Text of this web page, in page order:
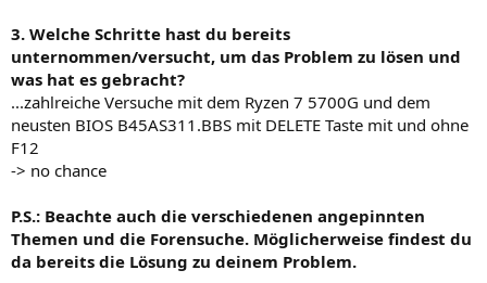
3. Welche Schritte hast du bereits
unternommen/versucht, um das Problem zu lösen und
was hat es gebracht?
...zahlreiche Versuche mit dem Ryzen 7 5700G und dem
neusten BIOS B45AS311.BBS mit DELETE Taste mit und ohne
F12
-> no chance
P.S.: Beachte auch die verschiedenen angepinnten
Themen und die Forensuche. Möglicherweise findest du
da bereits die Lösung zu deinem Problem.